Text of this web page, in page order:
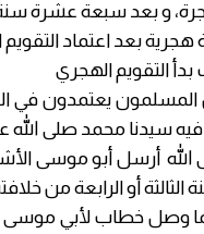
بعد اعتماد
التقويم الهجري
المسلمون يعتمدون في
فيه سيدنا محمد صلى
أرسل أبو موسى
الثالثة أو الرابعة من
وصل خطاب لأبي موسى